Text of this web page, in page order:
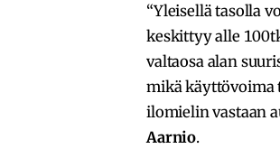
“Yleisellä tasolla
keskittyy alle
valtaosa alan
mikä käyttövoima
ilomielin vastaan
Aarnio.